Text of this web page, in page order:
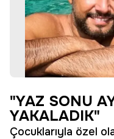
"YAZ SONU
YAKALADIK"
Çocuklarıyla özel